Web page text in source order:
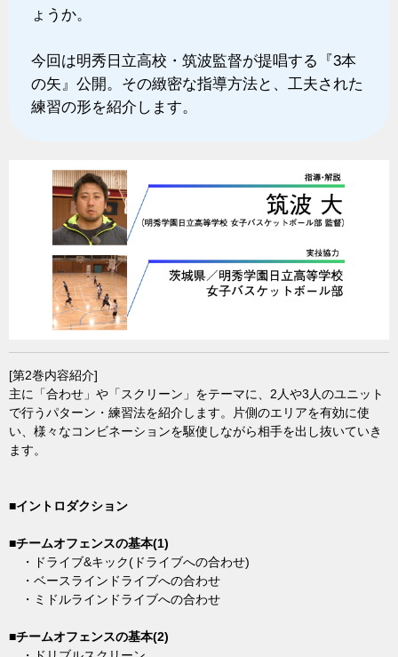
ょうか。
今回は明秀日立高校・筑波監督が提唱する『3本
の矢』公開。その緻密な指導方法と、工夫された
練習の形を紹介します。
[第2巻内容紹介]
主に「合わせ」や「スクリーン」をテーマに、2人や3人のユニット
で行うパターン・練習法を紹介します。片側のエリアを有効に使
い、様々なコンビネーションを駆使しながら相手を出し抜いていき
ます。
■イントロダクション
■チームオフェンスの基本(1)
・ドライブ&キック(ドライブへの合わせ)
・ベースラインドライブへの合わせ
・ミドルラインドライブへの合わせ
■チームオフェンスの基本(2)